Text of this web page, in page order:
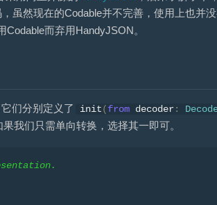
虽然现在的Codable并不完善，使用上也并
而弃用HandyJSON。
们分别定义了 init(fromdecoder:
我们只需单向转换，选择其一即可。